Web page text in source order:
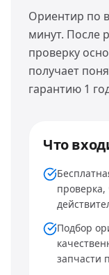
Ориентир по
минут. После
проверку
получает
гарантию 1
Что
проверка,
Подбор
запчасти